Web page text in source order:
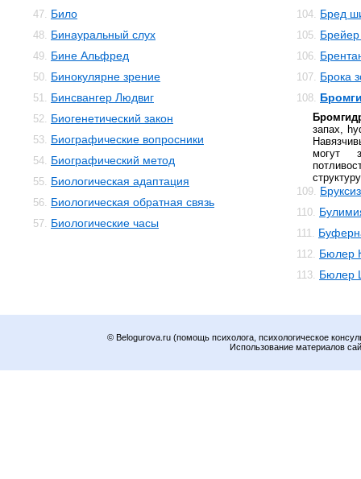
47. Било
48. Бинауральный слух
49. Бине Альфред
50. Бинокулярне зрение
51. Бинсвангер Людвиг
52. Биогенетический закон
53. Биографические вопросники
54. Биографический метод
55. Биологическая адаптация
56. Биологическая обратная связь
57. Биологические часы
104. Бред
105.
106.
107. Брока
108.
запах,
могут
109.
110.
111.
112. Бюлер
113. Бюлер
© Belogurova.ru (помощь психолога, психологическое
Использование материалов